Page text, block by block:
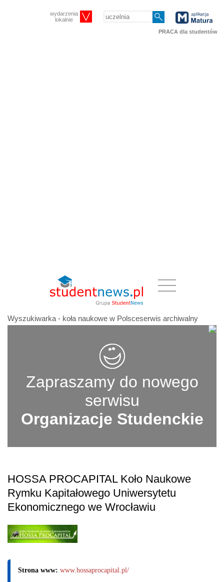
wydarzenia
lokalnie
PRACA dla studentów
Wyszukiwarka - koła naukowe w Polsceserwis archiwalny
Zapraszamy do nowego
serwisu
Organizacje Studenckie
HOSSA PROCAPITAL Koło Naukowe
Rymku Kapitałowego Uniwersytetu
Ekonomicznego we Wrocławiu
Strona www: www.hossaprocapital.pl/